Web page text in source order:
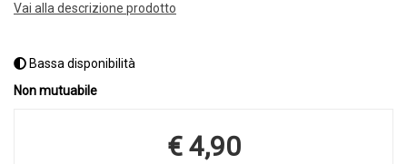
Vai alla descrizione prodotto
Bassa disponibilità
Non mutuabile
Prezzo
€ 4,90